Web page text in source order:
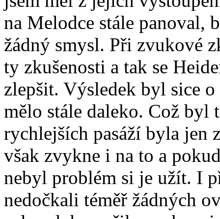
na Melodce stále panoval,
žádný smysl. Při zvukové
ty zkušenosti a tak se
zlepšit. Výsledek byl sice
mělo stále daleko. Což byl
rychlejších pasáží byla jen
však zvykne i na to a
nebyl problém si je užít. I
nedočkali téměř žádných